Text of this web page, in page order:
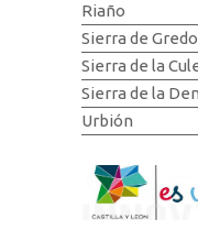
Riaño
Sierra de
Sierra de la
Sierra de la
Urbión